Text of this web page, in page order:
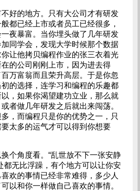
好的地方。只有大公司才有研发
都已经上市或者员工已经很多，
夜暴富。当你埋头做了几年研发
同学会，发现大学时候那个数据
让他拷贝编程作业的张三衣着光
的公司刚刚上市，因为进去得
万富翁而且荣升高层。于是你忽
的选择，连学习和编程的乐趣都
，如果你渴望建功立业，那么就
者做几年研发之后就出来闯荡。
，而编程只是你的优势之一，只
太多的运气才可以得到你想要
个角度看。“乱世放不下一张安静
都无比浮躁，有个地方可以让你安
欢的事情已经非常难得，多少人
以和你一样做自己喜欢的事情。